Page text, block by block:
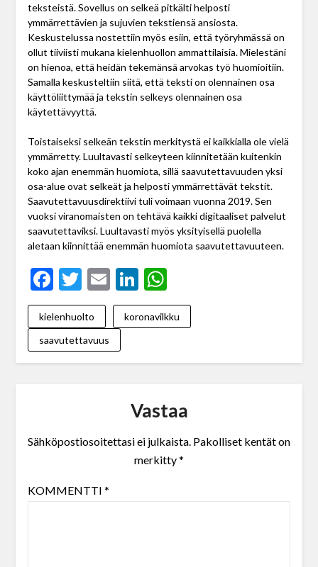
teksteistä. Sovellus on selkeä pitkälti helposti
ymmärrettävien ja sujuvien tekstiensä ansiosta.
Keskustelussa nostettiin myös esiin, että työryhmässä on
ollut tiiviisti mukana kielenhuollon ammattilaisia. Mielestäni
on hienoa, että heidän tekemänsä arvokas työ huomioitiin.
Samalla keskusteltiin siitä, että teksti on olennainen osa
käyttöliittymää ja tekstin selkeys olennainen osa
käytettävyyttä.
Toistaiseksi selkeän tekstin merkitystä ei kaikkialla ole vielä
ymmärretty. Luultavasti selkeyteen kiinnitetään kuitenkin
koko ajan enemmän huomiota, sillä saavutettavuuden yksi
osa-alue ovat selkeät ja helposti ymmärrettävät tekstit.
Saavutettavuusdirektiivi tuli voimaan vuonna 2019. Sen
vuoksi viranomaisten on tehtävä kaikki digitaaliset palvelut
saavutettaviksi. Luultavasti myös yksityisellä puolella
aletaan kiinnittää enemmän huomiota saavutettavuuteen.
Facebook
Twitter
EmailLinkedIn
WhatsApp
kielenhuolto
koronavilkku
saavutettavuus
Vastaa
Sähköpostiosoitettasi ei julkaista. Pakolliset kentät on
merkitty*
KOMMENTTI *